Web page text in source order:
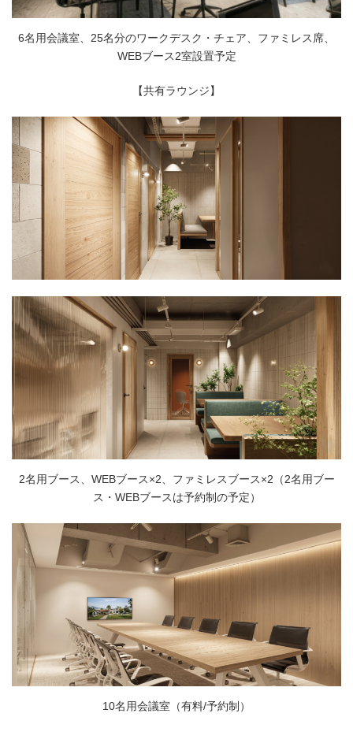
6名用会議室、25名分のワークデスク・チェア、ファミレス席、
WEBブース2室設置予定
【共有ラウンジ】
2名用ブース、WEBブース×2、ファミレスブース×2（2名用ブー
ス・WEBブースは予約制の予定）
10名用会議室（有料/予約制）